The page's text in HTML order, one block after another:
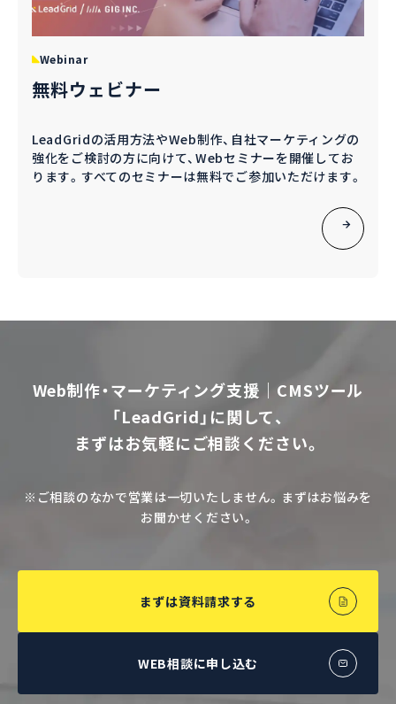
Webinar
無料ウェビナー
LeadGridの活用方法やWeb制作、自社マーケティングの
強化をご検討の方に向けて、Webセミナーを開催してお
ります。すべてのセミナーは無料でご参加いただけます。
Web制作・マーケティング支援｜CMSツール
「LeadGrid」に関して、
まずはお気軽にご相談ください。
※ご相談のなかで営業は一切いたしません。まずはお悩みを
お聞かせください。
まずは資料請求する
WEB相談に申し込む